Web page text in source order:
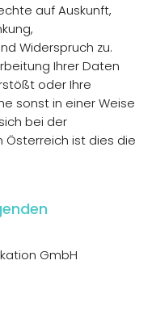
auf Auskunft,
Widerspruch zu.
Ihrer Daten
oder Ihre
sonst in einer Weise
bei der
Österreich ist dies die
GmbH